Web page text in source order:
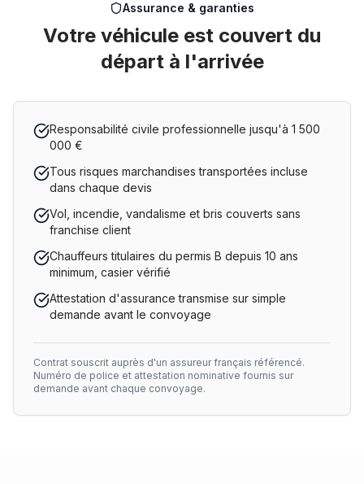
Assurance & garanties
Votre véhicule est couvert du
départ à l'arrivée
Responsabilité civile professionnelle jusqu'à 1 500
000 €
Tous risques marchandises transportées incluse
dans chaque devis
Vol, incendie, vandalisme et bris couverts sans
franchise client
Chauffeurs titulaires du permis B depuis 10 ans
minimum, casier vérifié
Attestation d'assurance transmise sur simple
demande avant le convoyage
Contrat souscrit auprès d'un assureur français référencé.
Numéro de police et attestation nominative fournis sur
demande avant chaque convoyage.